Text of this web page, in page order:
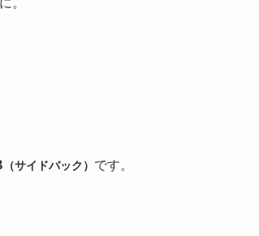
に。
（サイドバック） です。